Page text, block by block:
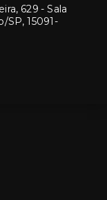
629 - Sala
SP, 15091-